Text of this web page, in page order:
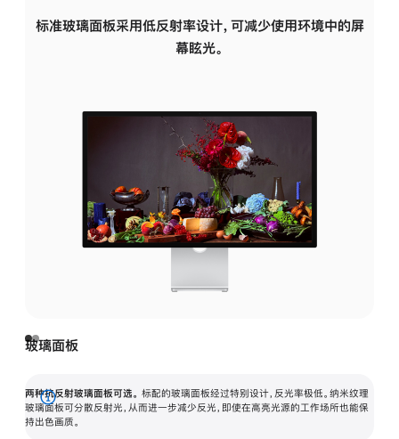
标准玻璃面板采用低反射率设计，可减少使用环境中的屏
幕眩光。
玻璃面板
两种抗反射玻璃面板可选。 标配的玻璃面板经过特别设计，反光率极低。纳米纹理
玻璃面板可分散反射光，从而进一步减少反光，即使在高亮光源的工作场所也能保
持出色画质。
展
开